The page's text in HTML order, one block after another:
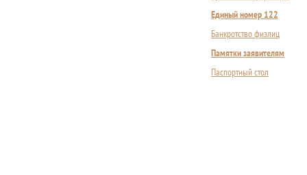
Единый номер 122
Банкротство физлиц
Памятки заявителям
Паспортный стол